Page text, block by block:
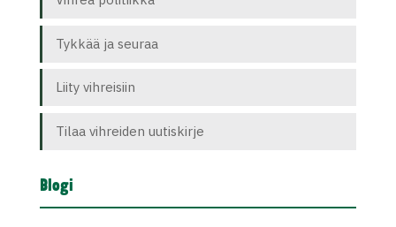
Tykkää ja seuraa
Liity vihreisiin
Tilaa vihreiden uutiskirje
Blogi